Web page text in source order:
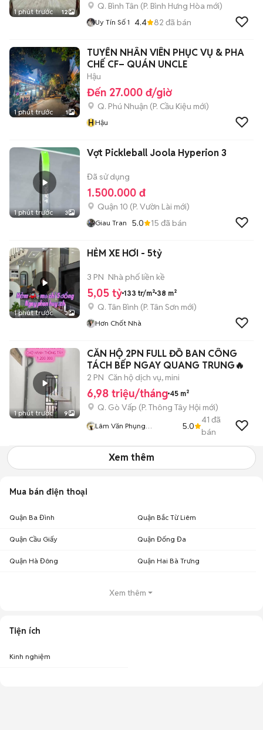
1 phút trước 12
Q. Bình Tân (P. Bình Hưng Hòa mới)
Uy Tín Số 1 4.4 82 đã bán
1 phút trước 1
TUYỂN NHÂN VIÊN PHỤC VỤ & PHA
CHẾ CF– QUÁN UNCLE
Hậu
Đến 27.000 đ/giờ
Q. Phú Nhuận (P. Cầu Kiệu mới)
HHậu
1 phút trước 3
Vợt Pickleball Joola Hyperion 3
Đã sử dụng
1.500.000 đ
Quận 10 (P. Vườn Lài mới)
Giau Tran 5.0 15 đã bán
1 phút trước 3
HẺM XE HƠI - 5tỷ
3 PN Nhà phố liền kề
5,05 tỷ 133 tr/m² 38 m²
Q. Tân Bình (P. Tân Sơn mới)
Hơn Chốt Nhà
1 phút trước 9
CĂN HỘ 2PN FULL ĐỒ BAN CÔNG
TÁCH BẾP NGAY QUANG TRUNG🔥
2 PN Căn hộ dịch vụ, mini
6,98 triệu/tháng 45 m²
Q. Gò Vấp (P. Thông Tây Hội mới)
Lâm Văn Phụng
5.0
41 đã
bán
Xem thêm
Mua bán điện thoại
Quận Ba Đình Quận Bắc Từ Liêm
Quận Cầu Giấy Quận Đống Đa
Quận Hà Đông Quận Hai Bà Trưng
Xem thêm
Tiện ích
Kinh nghiệm